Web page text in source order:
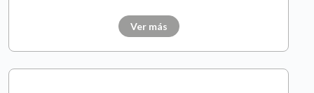
Ver más